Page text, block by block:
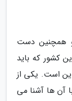
و همچنین دست
کشور که باید
است. یکی از
آن ها آشنا می